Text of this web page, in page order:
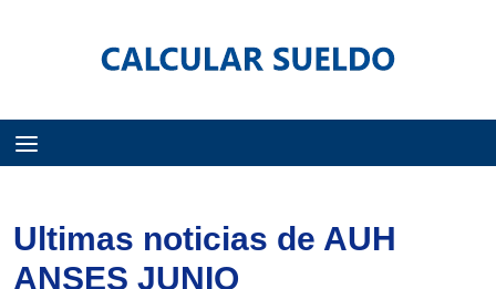
Ultimas noticias de AUH
ANSES JUNIO